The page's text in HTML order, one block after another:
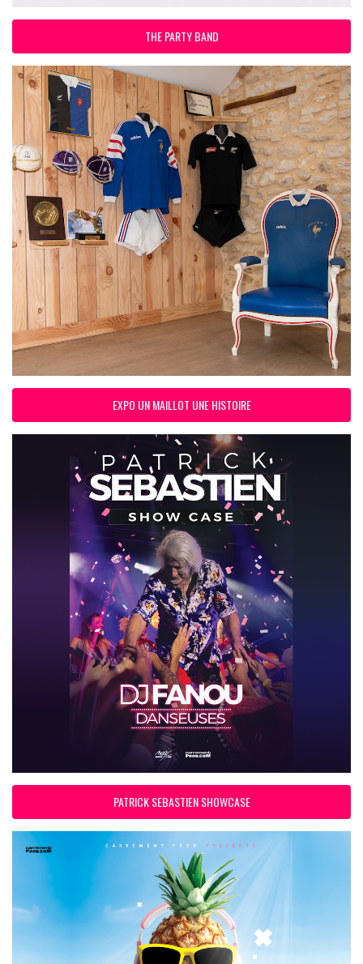
THE PARTY BAND
EXPO UN MAILLOT UNE HISTOIRE
PATRICK SEBASTIEN SHOWCASE